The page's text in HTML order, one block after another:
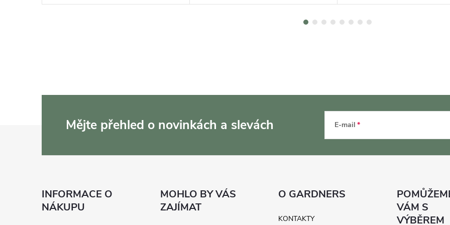
Mějte přehled o novinkách a slevách E-mail
INFORMACE O
NÁKUPU
MOHLO BY VÁS
ZAJÍMAT
O GARDNERS
KONTAKTY